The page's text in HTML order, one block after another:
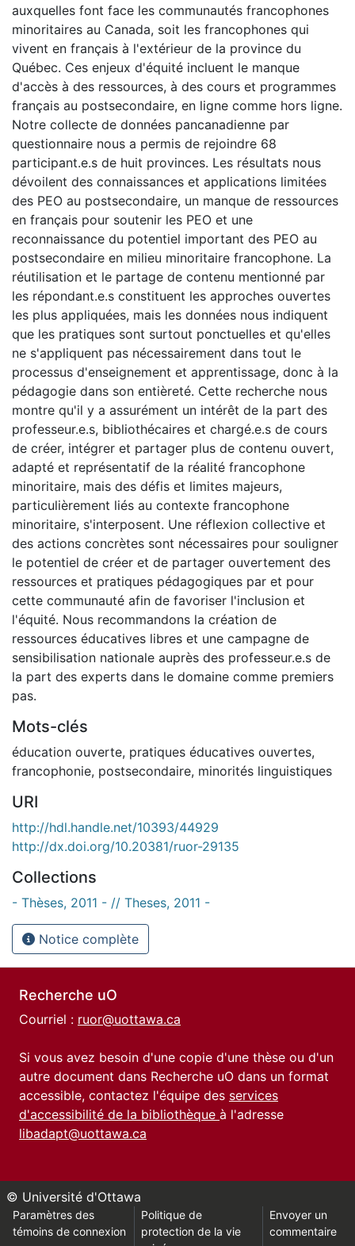
auxquelles font face les communautés francophones
minoritaires au Canada, soit les francophones qui
vivent en français à l'extérieur de la province du
Québec. Ces enjeux d'équité incluent le manque
d'accès à des ressources, à des cours et programmes
français au postsecondaire, en ligne comme hors ligne.
Notre collecte de données pancanadienne par
questionnaire nous a permis de rejoindre 68
participant.e.s de huit provinces. Les résultats nous
dévoilent des connaissances et applications limitées
des PEO au postsecondaire, un manque de ressources
en français pour soutenir les PEO et une
reconnaissance du potentiel important des PEO au
postsecondaire en milieu minoritaire francophone. La
réutilisation et le partage de contenu mentionné par
les répondant.e.s constituent les approches ouvertes
les plus appliquées, mais les données nous indiquent
que les pratiques sont surtout ponctuelles et qu'elles
ne s'appliquent pas nécessairement dans tout le
processus d'enseignement et apprentissage, donc à la
pédagogie dans son entièreté. Cette recherche nous
montre qu'il y a assurément un intérêt de la part des
professeur.e.s, bibliothécaires et chargé.e.s de cours
de créer, intégrer et partager plus de contenu ouvert,
adapté et représentatif de la réalité francophone
minoritaire, mais des défis et limites majeurs,
particulièrement liés au contexte francophone
minoritaire, s'interposent. Une réflexion collective et
des actions concrètes sont nécessaires pour souligner
le potentiel de créer et de partager ouvertement des
ressources et pratiques pédagogiques par et pour
cette communauté afin de favoriser l'inclusion et
l'équité. Nous recommandons la création de
ressources éducatives libres et une campagne de
sensibilisation nationale auprès des professeur.e.s de
la part des experts dans le domaine comme premiers
pas.
Mots-clés
éducation ouverte, pratiques éducatives ouvertes,
francophonie, postsecondaire, minorités linguistiques
URI
http://hdl.handle.net/10393/44929
http://dx.doi.org/10.20381/ruor-29135
Collections
- Thèses, 2011 - // Theses, 2011 -
Notice complète
Recherche uO
Courriel : ruor@uottawa.ca
Si vous avez besoin d'une copie d'une thèse ou d'un
autre document dans Recherche uO dans un format
accessible, contactez l'équipe des services
d'accessibilité de la bibliothèque à l'adresse
libadapt@uottawa.ca
© Université d'Ottawa
Paramètres des
témoins de connexion
Politique de
protection de la vie
Envoyer un
commentaire